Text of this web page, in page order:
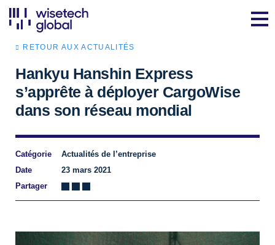
RETOUR AUX ACTUALITÉS
Hankyu Hanshin Express
s’apprête à déployer CargoWise
dans son réseau mondial
Catégorie
Actualités de l’entreprise
Date
23 mars 2021
Partager